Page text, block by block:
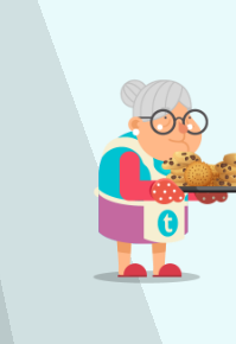
Kundenservice